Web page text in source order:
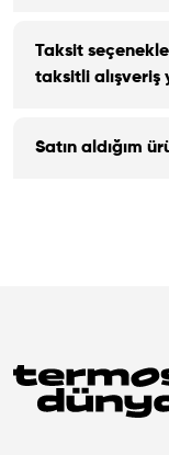
Taksit
taksitli alışveriş
Satın aldığım